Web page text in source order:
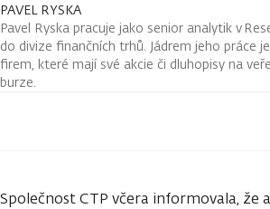
PAVEL RYSKA
Pavel Ryska pracuje jako senior analytik v
do divize finančních trhů. Jádrem jeho práce
firem, které mají své akcie či dluhopisy na
burze.
Společnost CTP včera informovala, že